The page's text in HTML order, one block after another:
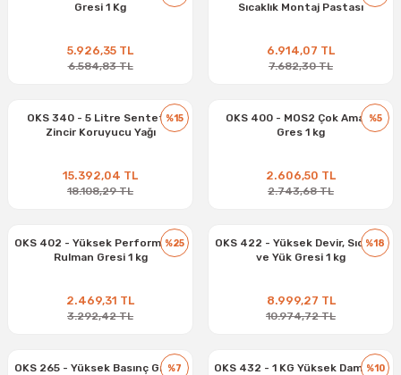
Gresi 1 Kg
5.926,35 TL
6.584,83 TL
Sıcaklık Montaj Pastası
6.914,07 TL
7.682,30 TL
%15
OKS 340 - 5 Litre Sentetik
Zincir Koruyucu Yağı
15.392,04 TL
18.108,29 TL
%5
OKS 400 - MOS2 Çok Amaçlı
Gres 1 kg
2.606,50 TL
2.743,68 TL
%25
OKS 402 - Yüksek Performanslı
Rulman Gresi 1 kg
2.469,31 TL
3.292,42 TL
%18
OKS 422 - Yüksek Devir, Sıcaklık
ve Yük Gresi 1 kg
8.999,27 TL
10.974,72 TL
%7
OKS 265 - Yüksek Basınç Gresi 1
%10
OKS 432 - 1 KG Yüksek Damlama